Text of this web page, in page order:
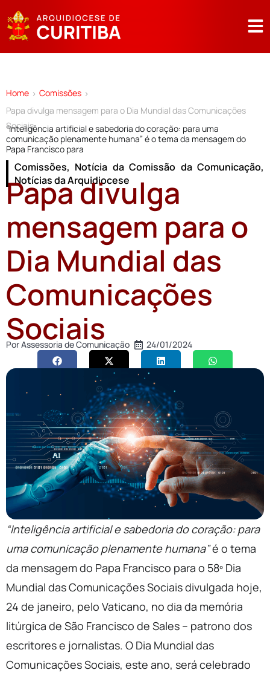
Home > Comissões >
Papa divulga mensagem para o Dia Mundial das Comunicações
Sociais
“Inteligência artificial e sabedoria do coração: para uma
comunicação plenamente humana” é o tema da mensagem do
Papa Francisco para
Comissões, Notícia da Comissão da Comunicação,
Notícias da Arquidiocese
Papa divulga
mensagem para o
Dia Mundial das
Comunicações
Sociais
PorAssessoria de Comunicação 24/01/2024
“Inteligência artificial e sabedoria do coração: para
uma comunicação plenamente humana”é o tema
da mensagem do Papa Francisco para o 58º Dia
Mundial das Comunicações Sociais divulgada hoje,
24 de janeiro, pelo Vaticano, no dia da memória
litúrgica de São Francisco de Sales – patrono dos
escritores e jornalistas. O Dia Mundial das
Comunicações Sociais, este ano, será celebrado